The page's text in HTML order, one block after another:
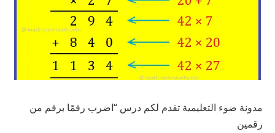
مدونة ضوء التعليمية تقدم لكم درس “اضرب رقمًا برقم من
رقمين